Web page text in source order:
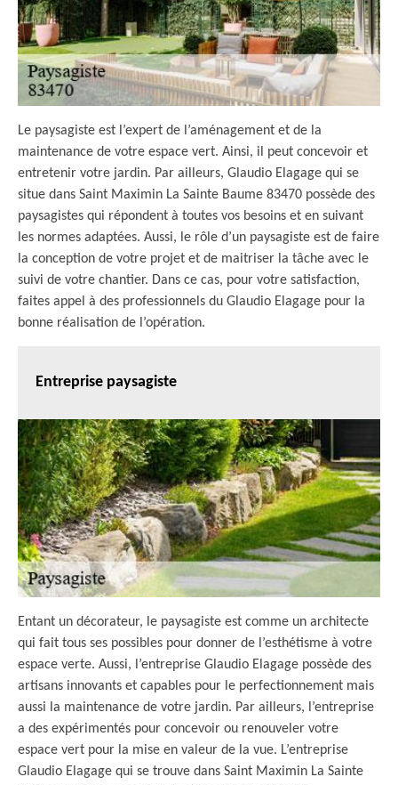
Le paysagiste est l’expert de l’aménagement et de la
maintenance de votre espace vert. Ainsi, il peut concevoir et
entretenir votre jardin. Par ailleurs, Glaudio Elagage qui se
situe dans Saint Maximin La Sainte Baume 83470 possède des
paysagistes qui répondent à toutes vos besoins et en suivant
les normes adaptées. Aussi, le rôle d’un paysagiste est de faire
la conception de votre projet et de maitriser la tâche avec le
suivi de votre chantier. Dans ce cas, pour votre satisfaction,
faites appel à des professionnels du Glaudio Elagage pour la
bonne réalisation de l’opération.
Entreprise paysagiste
Entant un décorateur, le paysagiste est comme un architecte
qui fait tous ses possibles pour donner de l’esthétisme à votre
espace verte. Aussi, l’entreprise Glaudio Elagage possède des
artisans innovants et capables pour le perfectionnement mais
aussi la maintenance de votre jardin. Par ailleurs, l’entreprise
a des expérimentés pour concevoir ou renouveler votre
espace vert pour la mise en valeur de la vue. L’entreprise
Glaudio Elagage qui se trouve dans Saint Maximin La Sainte